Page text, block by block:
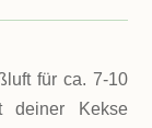
für ca. 7-10
deiner Kekse